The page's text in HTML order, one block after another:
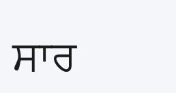
ਸਾਰ